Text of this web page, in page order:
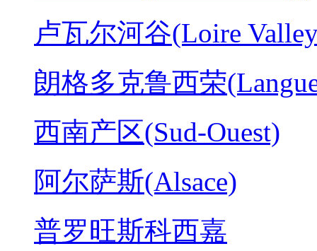
卢瓦尔河谷(Loire
朗格多克鲁西荣
西南产区(Sud-Ouest)
阿尔萨斯(Alsace)
普罗旺斯科西嘉